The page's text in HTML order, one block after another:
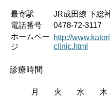
最寄駅
JR成田線 下総
電話番号
0478-72-3117
ホームペー
ジ
http://
clinic.html
診療時間
月 火 水 木